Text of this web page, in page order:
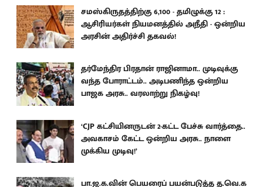
சமஸ்கிருதத்திற்கு 6,100 - தமிழுக்கு 12 :
ஆசிரியர்கள் நியமனத்தில் அநீதி - ஒன்றிய
அரசின் அதிர்ச்சி தகவல்!
தர்மேந்திர பிரதான் ராஜினாமா.. முடிவுக்கு
வந்த போராட்டம்.. அடிபணிந்த ஒன்றிய
பாஜக அரசு.. வரலாற்று நிகழ்வு!
‘CJP கட்சியினருடன் 2-கட்ட பேச்சு வார்த்தை..
அவகாசம் கேட்ட ஒன்றிய அரசு.. நாளை
முக்கிய முடிவு!’
பா.ஜ.க.வின் பெயரைப் பயன்படுத்த த.வெ.க